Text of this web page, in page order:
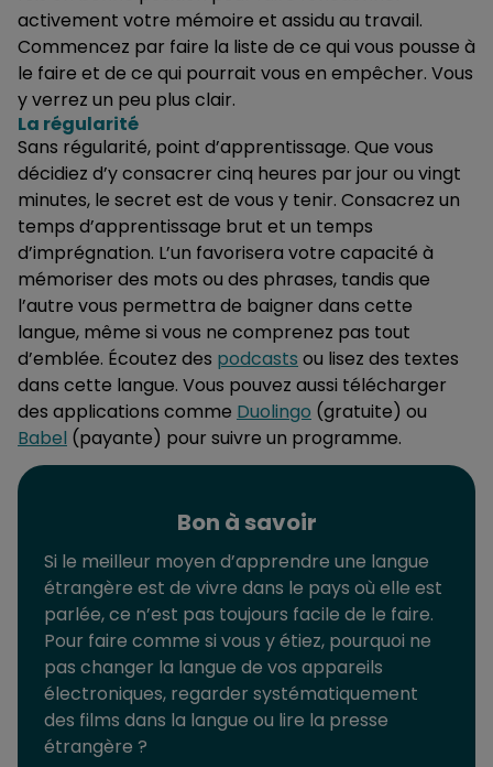
activement votre mémoire et assidu au travail.
Commencez par faire la liste de ce qui vous pousse à
le faire et de ce qui pourrait vous en empêcher. Vous
y verrez un peu plus clair.
La régularité
Sans régularité, point d’apprentissage. Que vous
décidiez d’y consacrer cinq heures par jour ou vingt
minutes, le secret est de vous y tenir. Consacrez un
temps d’apprentissage brut et un temps
d’imprégnation. L’un favorisera votre capacité à
mémoriser des mots ou des phrases, tandis que
l’autre vous permettra de baigner dans cette
langue, même si vous ne comprenez pas tout
d’emblée. Écoutez des podcasts ou lisez des textes
dans cette langue. Vous pouvez aussi télécharger
des applications comme Duolingo (gratuite) ou
Babel (payante) pour suivre un programme.
Bon à savoir
Si le meilleur moyen d’apprendre une langue
étrangère est de vivre dans le pays où elle est
parlée, ce n’est pas toujours facile de le faire.
Pour faire comme si vous y étiez, pourquoi ne
pas changer la langue de vos appareils
électroniques, regarder systématiquement
des films dans la langue ou lire la presse
étrangère ?